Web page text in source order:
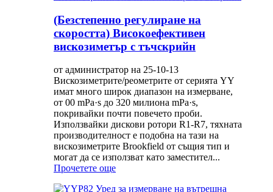
(Безстепенно регулиране на
скоростта) Високоефективен
вискозиметър с тъчскрийн
от администратор на 25-10-13
Вискозиметрите/реометрите от серията YY
имат много широк диапазон на измерване,
от 00 mPa·s до 320 милиона mPa·s,
покривайки почти повечето проби.
Използвайки дискови ротори R1-R7, тяхната
производителност е подобна на тази на
вискозиметрите Brookfield от същия тип и
могат да се използват като заместител...
Прочетете още